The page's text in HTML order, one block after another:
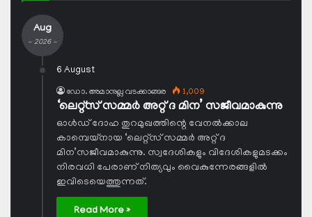
Aug
- 2026 -
6 August
ഡോ. അമാനുല്ല വടക്കാങ്ങര 1,009
‘ലെറ്റ്‌സ് സമ്മര്‍ അറ്റ് ദ മിന’ സജീവമാകുന്നു
ഓള്‍ഡ് ദോഹ തുറമുഖത്തിന്റെ വേനല്‍ക്കാല
കാമ്പെയ്നായ ‘ലെറ്റ്‌സ് സമ്മര്‍ അറ്റ് ദ
മിന’സജീവമാകുന്നു. സ്വദേശികളും വിദേശികളുമടക്കം
നിരവധി പേരാണ് നിത്യവും വൈകുന്നേരങ്ങളില്‍
ഇവിടെയെത്തുന്നത്.
Read More »